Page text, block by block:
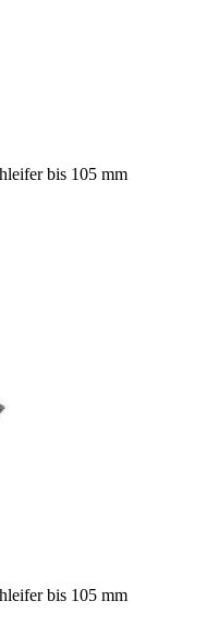
bis 105 mm
bis 105 mm